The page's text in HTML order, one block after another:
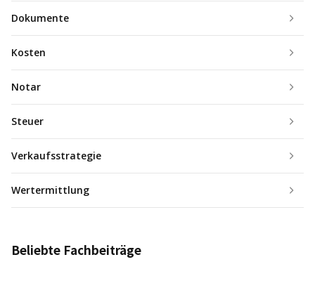
Dokumente
Kosten
Notar
Steuer
Verkaufsstrategie
Wertermittlung
Beliebte Fachbeiträge